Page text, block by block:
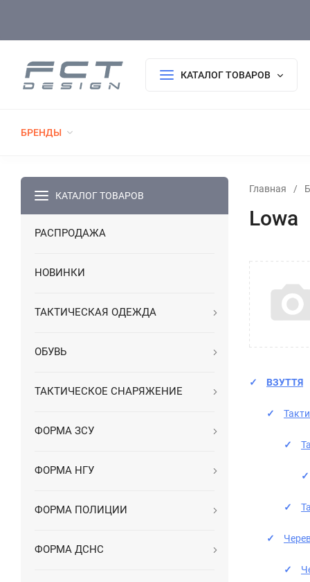
КАТАЛОГ ТОВАРОВ
БРЕНДЫ
КАТАЛОГ ТОВАРОВ
РАСПРОДАЖА
НОВИНКИ
ТАКТИЧЕСКАЯ ОДЕЖДА
ОБУВЬ
ТАКТИЧЕСКОЕ СНАРЯЖЕНИЕ
ФОРМА ЗСУ
ФОРМА НГУ
ФОРМА ПОЛИЦИИ
ФОРМА ДСНС
Главная /
Lowa
ВЗУТТЯ